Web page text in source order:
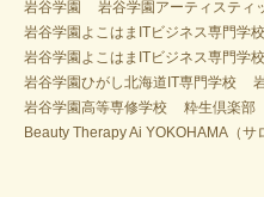
岩谷学園
岩谷学園アーティスティ
岩谷学園よこはまITビジネス専門学校
岩谷学園よこはまITビジネス専門学
岩谷学園ひがし北海道IT専門学校
岩谷学園高等専修学校
粋生倶楽部
Beauty Therapy Ai YOKOHAMA（サ